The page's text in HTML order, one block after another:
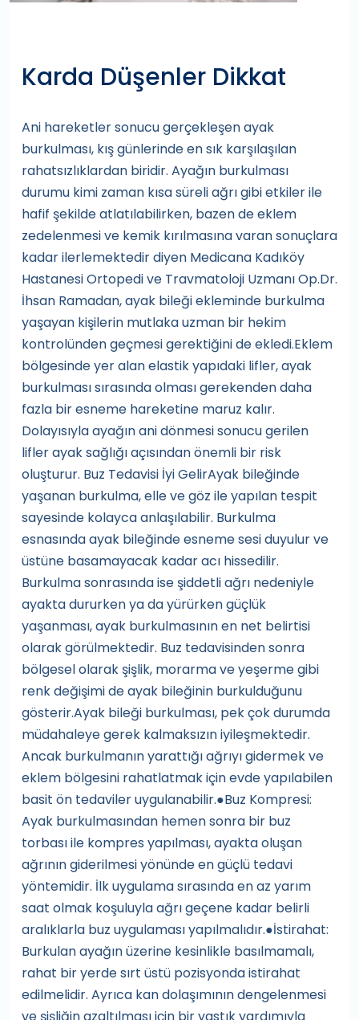
Karda Düşenler Dikkat
Ani hareketler sonucu gerçekleşen ayak
burkulması, kış günlerinde en sık karşılaşılan
rahatsızlıklardan biridir. Ayağın burkulması
durumu kimi zaman kısa süreli ağrı gibi etkiler ile
hafif şekilde atlatılabilirken, bazen de eklem
zedelenmesi ve kemik kırılmasına varan sonuçlara
kadar ilerlemektedir diyen Medicana Kadıköy
Hastanesi Ortopedi ve Travmatoloji Uzmanı Op.Dr.
İhsan Ramadan, ayak bileği ekleminde burkulma
yaşayan kişilerin mutlaka uzman bir hekim
kontrolünden geçmesi gerektiğini de ekledi.Eklem
bölgesinde yer alan elastik yapıdaki lifler, ayak
burkulması sırasında olması gerekenden daha
fazla bir esneme hareketine maruz kalır.
Dolayısıyla ayağın ani dönmesi sonucu gerilen
lifler ayak sağlığı açısından önemli bir risk
oluşturur. Buz Tedavisi İyi GelirAyak bileğinde
yaşanan burkulma, elle ve göz ile yapılan tespit
sayesinde kolayca anlaşılabilir. Burkulma
esnasında ayak bileğinde esneme sesi duyulur ve
üstüne basamayacak kadar acı hissedilir.
Burkulma sonrasında ise şiddetli ağrı nedeniyle
ayakta dururken ya da yürürken güçlük
yaşanması, ayak burkulmasının en net belirtisi
olarak görülmektedir. Buz tedavisinden sonra
bölgesel olarak şişlik, morarma ve yeşerme gibi
renk değişimi de ayak bileğinin burkulduğunu
gösterir.Ayak bileği burkulması, pek çok durumda
müdahaleye gerek kalmaksızın iyileşmektedir.
Ancak burkulmanın yarattığı ağrıyı gidermek ve
eklem bölgesini rahatlatmak için evde yapılabilen
basit ön tedaviler uygulanabilir.●Buz Kompresi:
Ayak burkulmasından hemen sonra bir buz
torbası ile kompres yapılması, ayakta oluşan
ağrının giderilmesi yönünde en güçlü tedavi
yöntemidir. İlk uygulama sırasında en az yarım
saat olmak koşuluyla ağrı geçene kadar belirli
aralıklarla buz uygulaması yapılmalıdır.●İstirahat:
Burkulan ayağın üzerine kesinlikle basılmamalı,
rahat bir yerde sırt üstü pozisyonda istirahat
edilmelidir. Ayrıca kan dolaşımının dengelenmesi